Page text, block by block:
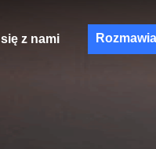
z nami